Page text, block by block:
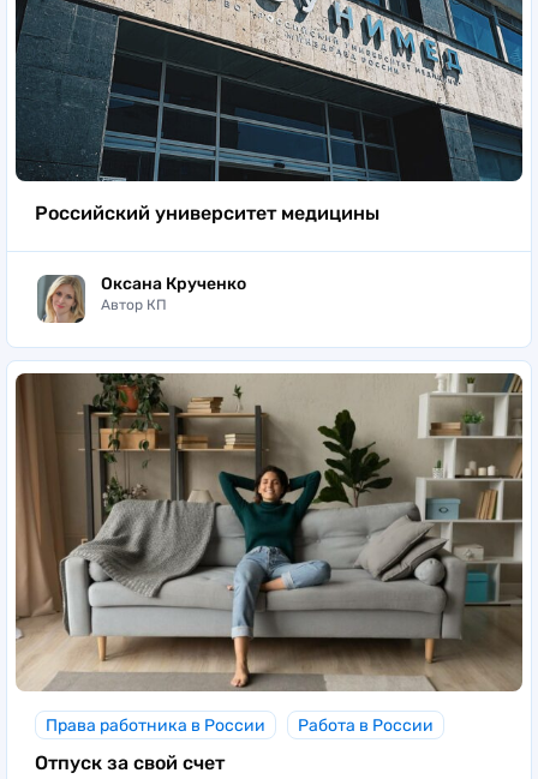
Российский университет медицины
Оксана Крученко
Автор КП
Права работника в России Работа в России
Отпуск за свой счет